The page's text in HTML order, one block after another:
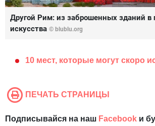
Другой Рим: из заброшенных зданий в
искусства © blublu.org
10 мест, которые могут скоро
ПЕЧАТЬ СТРАНИЦЫ
Подписывайся на наш Facebook и